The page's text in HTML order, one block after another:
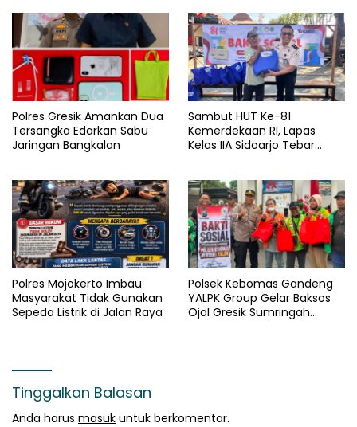
Polres Gresik Amankan Dua
Tersangka Edarkan Sabu
Jaringan Bangkalan
Sambut HUT Ke-81
Kemerdekaan RI, Lapas
Kelas IIA Sidoarjo Tebar
Paket Sembako
Polres Mojokerto Imbau
Masyarakat Tidak Gunakan
Sepeda Listrik di Jalan Raya
Polsek Kebomas Gandeng
YALPK Group Gelar Baksos
Ojol Gresik Sumringah
Tinggalkan Balasan
Anda harus masuk untuk berkomentar.